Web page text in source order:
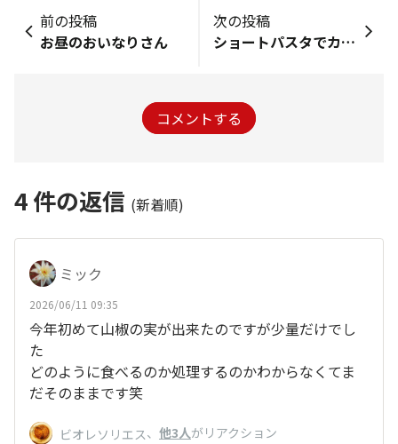
前の投稿
お昼のおいなりさん
次の投稿
ショートパスタでカルボナーラ風
コメントする
4件の返信 (新着順)
ミック
2026/06/11 09:35
今年初めて山椒の実が出来たのですが少量だけでし
た
どのように食べるのか処理するのかわからなくてま
だそのままです笑
ビオレソリエス、 他3人がリアクション